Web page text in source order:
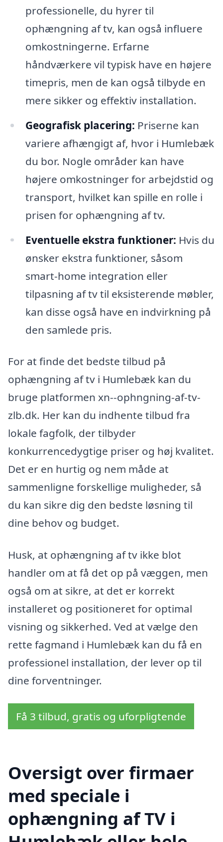
professionelle, du hyrer til
ophængning af tv, kan også influere
omkostningerne. Erfarne
håndværkere vil typisk have en højere
timepris, men de kan også tilbyde en
mere sikker og effektiv installation.
Geografisk placering: Priserne kan
variere afhængigt af, hvor i Humlebæk
du bor. Nogle områder kan have
højere omkostninger for arbejdstid og
transport, hvilket kan spille en rolle i
prisen for ophængning af tv.
Eventuelle ekstra funktioner: Hvis du
ønsker ekstra funktioner, såsom
smart-home integration eller
tilpasning af tv til eksisterende møbler,
kan disse også have en indvirkning på
den samlede pris.
For at finde det bedste tilbud på
ophængning af tv i Humlebæk kan du
bruge platformen xn--ophngning-af-tv-
zlb.dk. Her kan du indhente tilbud fra
lokale fagfolk, der tilbyder
konkurrencedygtige priser og høj kvalitet.
Det er en hurtig og nem måde at
sammenligne forskellige muligheder, så
du kan sikre dig den bedste løsning til
dine behov og budget.
Husk, at ophængning af tv ikke blot
handler om at få det op på væggen, men
også om at sikre, at det er korrekt
installeret og positioneret for optimal
visning og sikkerhed. Ved at vælge den
rette fagmand i Humlebæk kan du få en
professionel installation, der lever op til
dine forventninger.
Få 3 tilbud, gratis og uforpligtende
Oversigt over firmaer
med speciale i
ophængning af TV i